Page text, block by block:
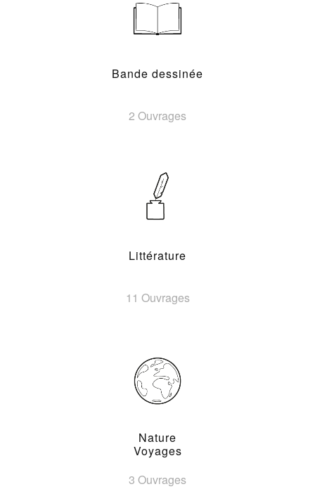
Bande dessinée
2 Ouvrages
Littérature
11 Ouvrages
Nature
Voyages
3 Ouvrages